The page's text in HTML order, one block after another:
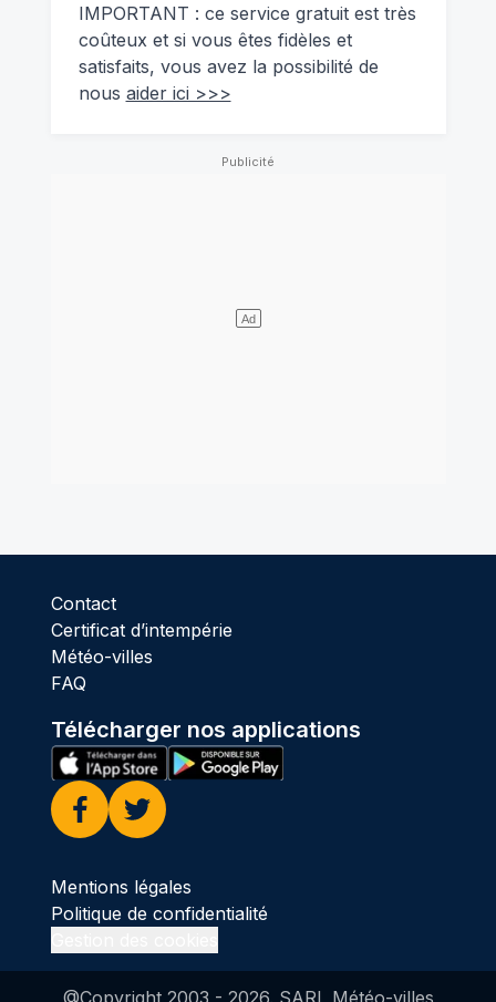
IMPORTANT : ce service gratuit est très
coûteux et si vous êtes fidèles et
satisfaits, vous avez la possibilité de
nous aider ici >>>
Contact
Certificat d’intempérie
Météo-villes
FAQ
Télécharger nos applications
Facebook
Twitter
Mentions légales
Politique de confidentialité